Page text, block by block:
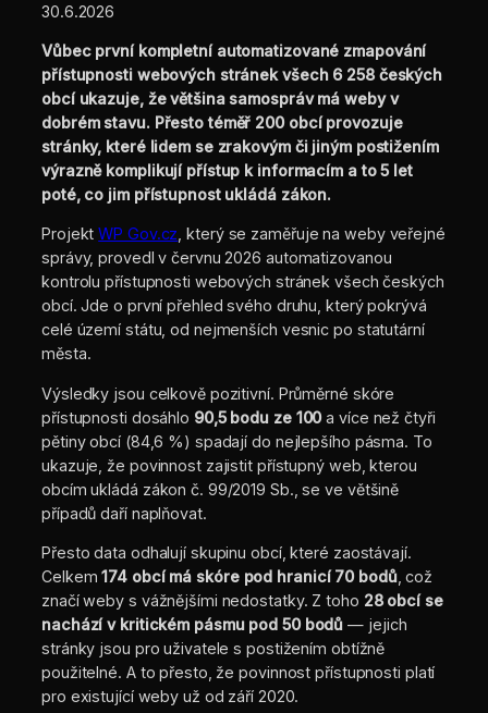
30.6.2026
Vůbec první kompletní automatizované zmapování
přístupnosti webových stránek všech 6 258 českých
obcí ukazuje, že většina samospráv má weby v
dobrém stavu. Přesto téměř 200 obcí provozuje
stránky, které lidem se zrakovým či jiným postižením
výrazně komplikují přístup k informacím a to 5 let
poté, co jim přístupnost ukládá zákon.
ProjektWP Gov.cz , který se zaměřuje na weby veřejné
správy, provedl v červnu 2026 automatizovanou
kontrolu přístupnosti webových stránek všech českých
obcí. Jde o první přehled svého druhu, který pokrývá
celé území státu, od nejmenších vesnic po statutární
města.
Výsledky jsou celkově pozitivní. Průměrné skóre
přístupnosti dosáhlo 90,5 bodu ze 100a více než čtyři
pětiny obcí (84,6 %) spadají do nejlepšího pásma. To
ukazuje, že povinnost zajistit přístupný web, kterou
obcím ukládá zákon č. 99/2019 Sb., se ve většině
případů daří naplňovat.
Přesto data odhalují skupinu obcí, které zaostávají.
Celkem174 obcí má skóre pod hranicí 70 bodů, což
značí weby s vážnějšími nedostatky. Z toho 28 obcí se
nachází v kritickém pásmu pod 50 bodů — jejich
stránky jsou pro uživatele s postižením obtížně
použitelné. A to přesto, že povinnost přístupnosti platí
pro existující weby už od září 2020.